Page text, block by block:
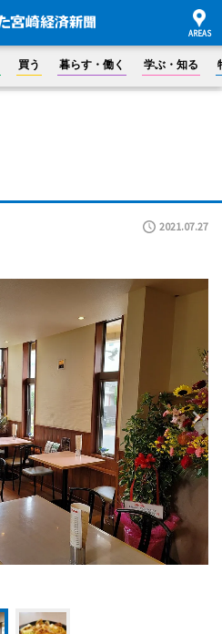
買う 暮らす・働く 学ぶ・知る
2021.07.27